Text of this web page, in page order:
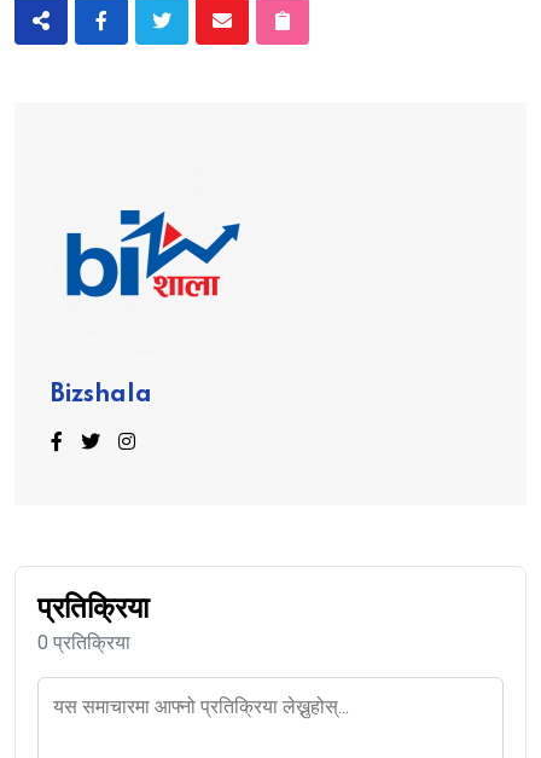
Bizshala
प्रतिक्रिया
0 प्रतिक्रिया